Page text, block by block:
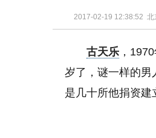
2017-02-19 12:38:52 北
古天乐 ，
岁了，谜一样的男
是几十所他捐资建